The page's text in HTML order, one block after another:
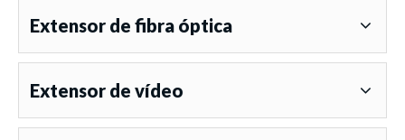
Extensor de fibra óptica
Extensor de vídeo